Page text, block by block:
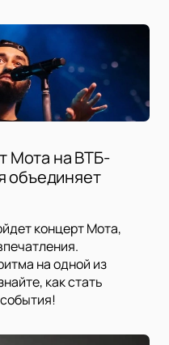
Мота на ВТБ-
объединяет
концерт Мота,
на одной из
как стать